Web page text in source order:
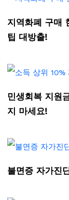
지역화폐 구매
팁 대방출!
민생회복 지원
지 마세요!
불면증 자가진